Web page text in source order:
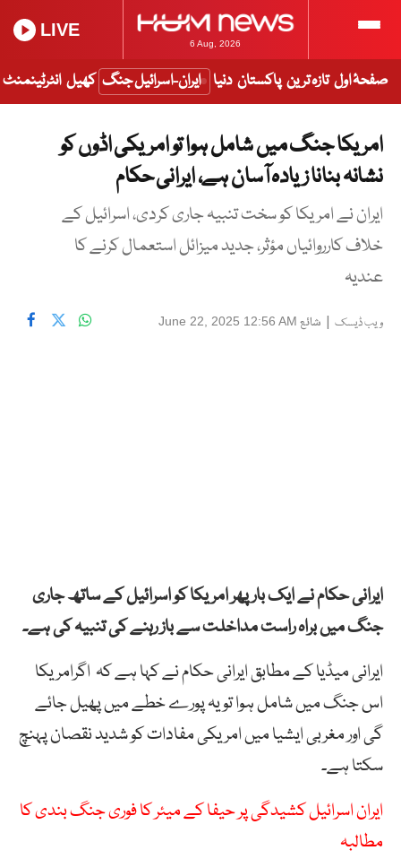
6 Aug, 2026
LIVE
صفحۂ اول تازہ ترین پاکستان دنیا ایران-اسرائیل جنگ کھیل انٹرٹینمنٹ
امریکا جنگ میں شامل ہوا تو امریکی اڈوں کو
نشانہ بنانا زیادہ آسان ہے، ایرانی حکام
ایران نے امریکا کو سخت تنبیہ جاری کردی، اسرائیل کے
خلاف کارروائیاں مؤثر، جدید میزائل استعمال کرنے کا
عندیہ
ویب ڈیسک | شائع June 22, 2025 12:56 AM
ایرانی حکام نے ایک بار پھر امریکا کو اسرائیل کے ساتھ جاری
جنگ میں براہ راست مداخلت سے باز رہنے کی تنبیہ کی ہے۔
ایرانی میڈیا کے مطابق ایرانی حکام نے کہا ہے کہ اگرامریکا
اس جنگ میں شامل ہوا تو یہ پورے خطے میں پھیل جائے
گی اور مغربی ایشیا میں امریکی مفادات کو شدید نقصان پہنچ
سکتا ہے۔
ایران اسرائیل کشیدگی پر حیفا کے میئر کا فوری جنگ بندی کا
مطالبہ